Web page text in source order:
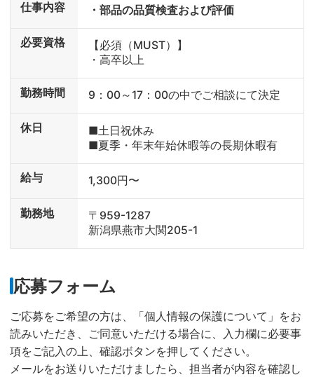
仕事内容 ・部品の品質検査および評価
必要資格
【必須（MUST）】
・高卒以上
勤務時間 9：00～17：00の中でご相談にて決定
休日
■土日祝休み
■夏季・年末年始休暇等の長期休暇有
給与 1,300円〜
勤務地
〒959-1287
新潟県燕市大関205-1
応募フォーム
ご応募をご希望の方は、「個人情報の保護について」をお
読みいただき、ご同意いただける場合に、入力欄に必要事
項をご記入の上、確認ボタンを押してください。
メールをお送りいただけましたら、担当者が内容を確認し